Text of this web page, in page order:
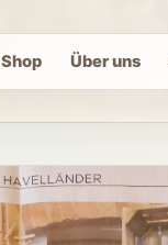
Shop Über uns